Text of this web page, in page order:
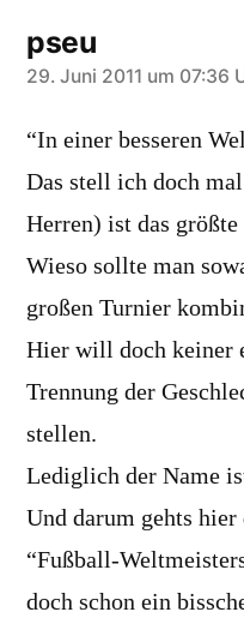
pseu
sagt:
29. Juni 2011 um 07:36
“In einer besseren
Das stell ich doch
Herren) ist das
Wieso sollte man
großen Turnier
Hier will doch keiner
Trennung der
stellen.
Lediglich der Name
Und darum gehts hier
“Fußball-
doch schon ein